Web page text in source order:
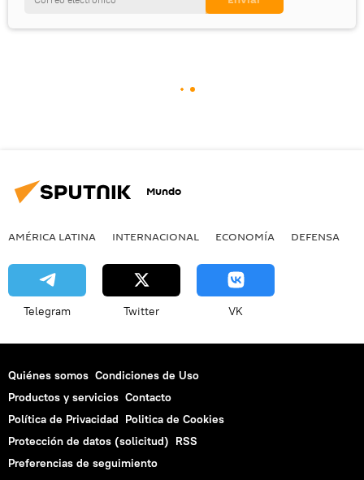
Mundo
AMÉRICA LATINA INTERNACIONAL ECONOMÍA DEFENSA
Telegram Twitter VK
Quiénes somos Condiciones de Uso
Productos y servicios Contacto
Política de Privacidad Politica de Cookies
Protección de datos (solicitud) RSS
Preferencias de seguimiento